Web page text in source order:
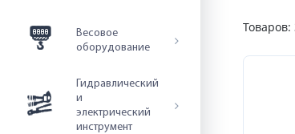
Весовое
оборудование
Гидравлический
и
электрический
инструмент
Товаров: